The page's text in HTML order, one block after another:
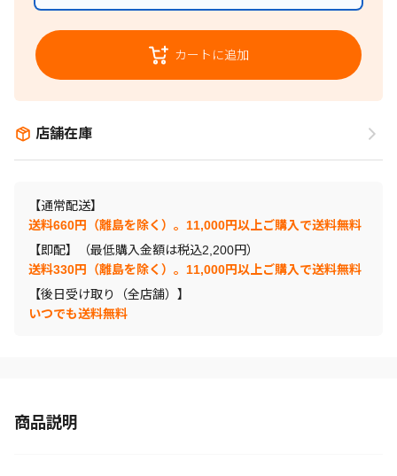
カートに追加
店舗在庫
【通常配送】
送料660円（離島を除く）。11,000円以上ご購入で送料無料
【即配】（最低購入金額は税込2,200円）
送料330円（離島を除く）。11,000円以上ご購入で送料無料
【後日受け取り（全店舗）】
いつでも送料無料
商品説明